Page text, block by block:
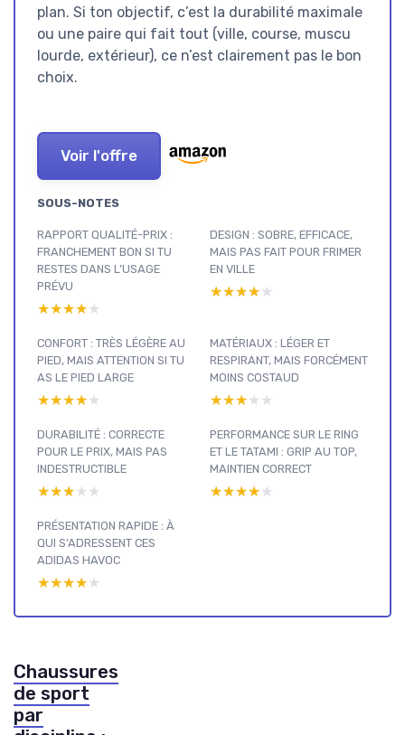
plan. Si ton objectif, c’est la durabilité maximale
ou une paire qui fait tout (ville, course, muscu
lourde, extérieur), ce n’est clairement pas le bon
choix.
Voir l'offre
SOUS-NOTES
RAPPORT QUALITÉ-PRIX :
FRANCHEMENT BON SI TU
RESTES DANS L’USAGE
PRÉVU
★★★★★
★★★★★
DESIGN : SOBRE, EFFICACE,
MAIS PAS FAIT POUR FRIMER
EN VILLE
★★★★★
★★★★★
CONFORT : TRÈS LÉGÈRE AU
PIED, MAIS ATTENTION SI TU
AS LE PIED LARGE
★★★★★
★★★★★
MATÉRIAUX : LÉGER ET
RESPIRANT, MAIS FORCÉMENT
MOINS COSTAUD
★★★★★
★★★★★
DURABILITÉ : CORRECTE
POUR LE PRIX, MAIS PAS
INDESTRUCTIBLE
★★★★★
★★★★★
PERFORMANCE SUR LE RING
ET LE TATAMI : GRIP AU TOP,
MAINTIEN CORRECT
★★★★★
★★★★★
PRÉSENTATION RAPIDE : À
QUI S’ADRESSENT CES
ADIDAS HAVOC
★★★★★
★★★★★
Chaussures
de sport
par